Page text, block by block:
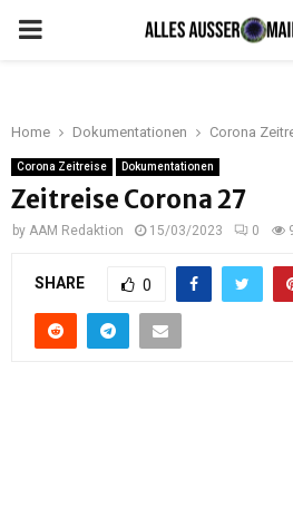
PRIMARY
Home Dokumentationen Corona
Corona Zeitreise Dokumentationen
Zeitreise Corona 27
by AAM Redaktion 15/03/2023 0
SHARE 0